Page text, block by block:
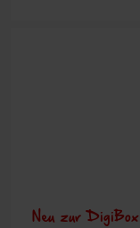
Neu zur DigiBox